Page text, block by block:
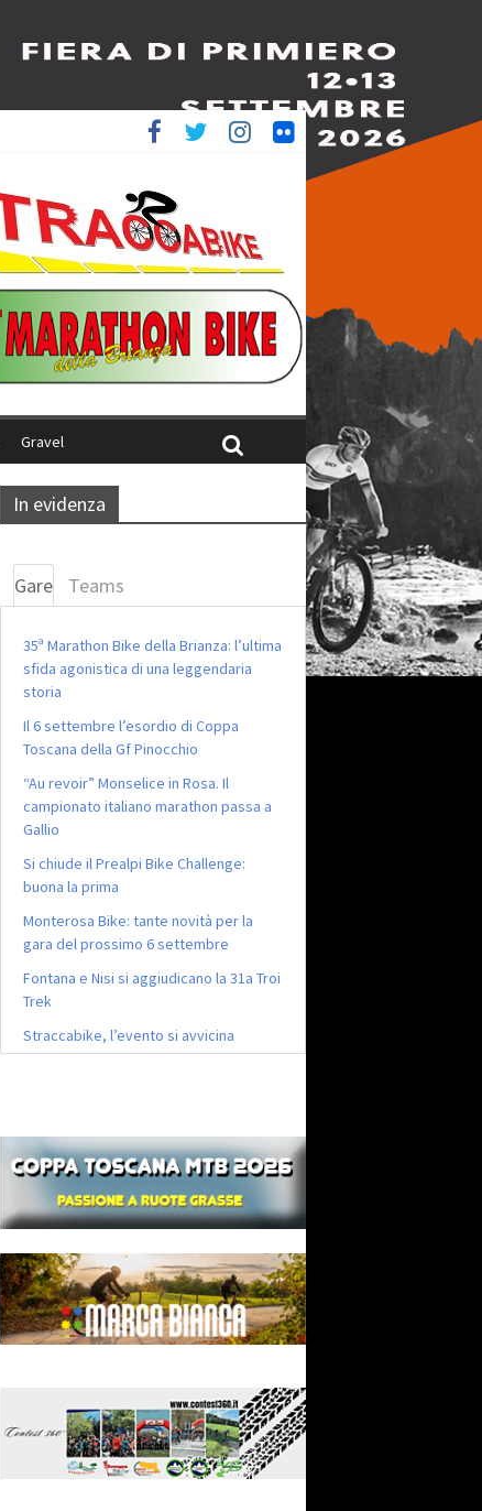
Gravel
In evidenza
Gare Teams
35ª Marathon Bike della Brianza: l’ultima
sfida agonistica di una leggendaria
storia
Il 6 settembre l’esordio di Coppa
Toscana della Gf Pinocchio
“Au revoir” Monselice in Rosa. Il
campionato italiano marathon passa a
Gallio
Si chiude il Prealpi Bike Challenge:
buona la prima
Monterosa Bike: tante novità per la
gara del prossimo 6 settembre
Fontana e Nisi si aggiudicano la 31a Troi
Trek
Straccabike, l’evento si avvicina